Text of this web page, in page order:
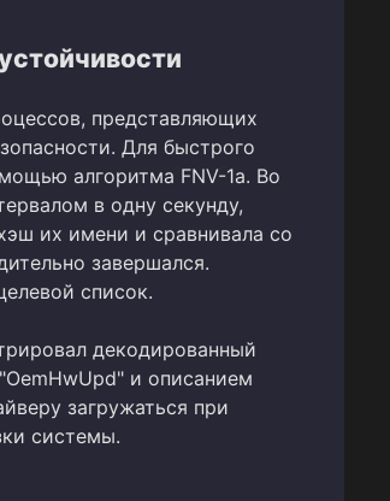
представляющих
Для быстрого
алгоритма FNV-1a. Во
в одну секунду,
их имени и сравнивала со
завершался.
список.
декодированный
и описанием
загружаться при
системы.